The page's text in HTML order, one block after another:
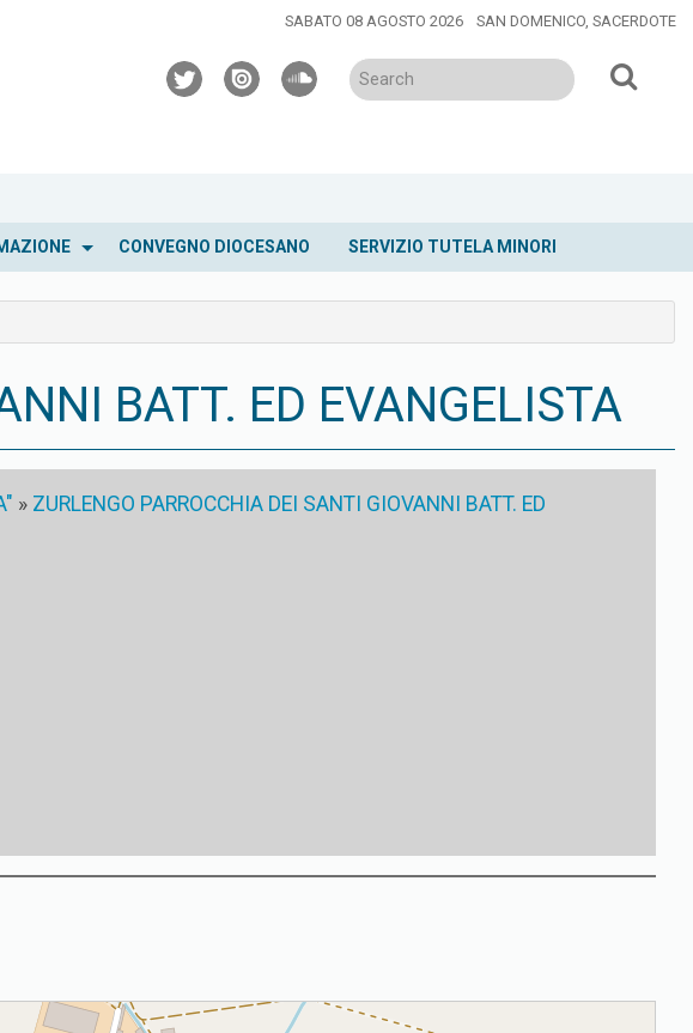
SABATO 08 AGOSTO 2026 SAN DOMENICO, SACERDOTE
twitterissuusoundcloud
CONVEGNO DIOCESANO SERVIZIO TUTELA MINORI
BATT. ED EVANGELISTA
» ZURLENGO PARROCCHIA DEI SANTI GIOVANNI BATT. ED